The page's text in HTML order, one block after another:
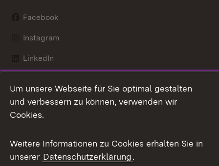
Facebook
Instagram
LinkedIn
X / Twitter
Youtube
Kontakt
Datenschutz
Um unsere Webseite für Sie optimal gestalten
und verbessern zu können, verwenden wir
Cookies.
Weitere Informationen zu Cookies erhalten Sie in
unserer Datenschutzerklärung.